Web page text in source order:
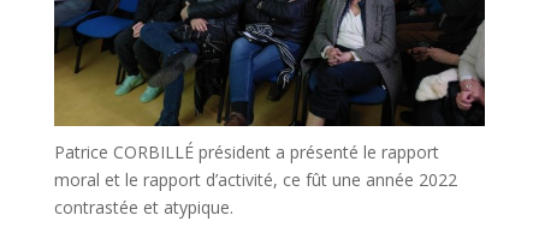
Patrice CORBILLÉ président a présenté le rapport
moral et le rapport d’activité, ce fût une année 2022
contrastée et atypique.